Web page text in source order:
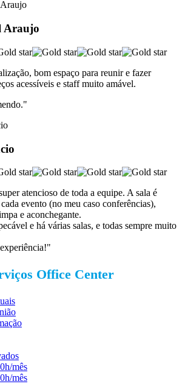
Araujo
bom espaço para reunir e fazer
acessíveis e staff muito amável.
"
atencioso de toda a equipe. A sala é
evento (no meu caso conferências),
e aconchegante.
e há várias salas, e todas sempre muito
Office Center
mês
mês